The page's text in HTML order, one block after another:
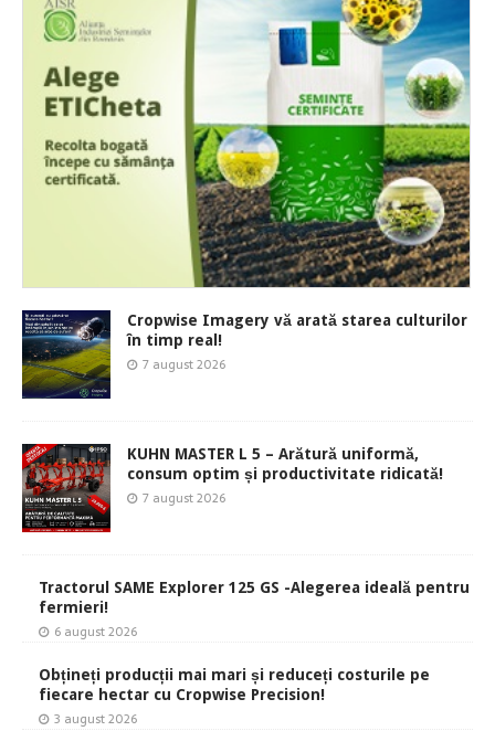
Cropwise Imagery vă arată starea culturilor
în timp real!
7 august 2026
KUHN MASTER L 5 – Arătură uniformă,
consum optim și productivitate ridicată!
7 august 2026
Tractorul SAME Explorer 125 GS -Alegerea ideală pentru
fermieri!
6 august 2026
Obțineți producții mai mari și reduceți costurile pe
fiecare hectar cu Cropwise Precision!
3 august 2026